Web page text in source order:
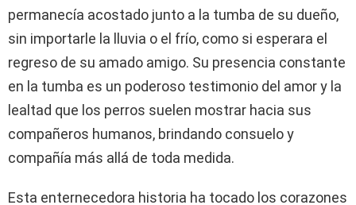
permanecía acostado junto a la tumba de su dueño,
sin importarle la lluvia o el frío, como si esperara el
regreso de su amado amigo. Su presencia constante
en la tumba es un poderoso testimonio del amor y la
lealtad que los perros suelen mostrar hacia sus
compañeros humanos, brindando consuelo y
compañía más allá de toda medida.
Esta enternecedora historia ha tocado los corazones